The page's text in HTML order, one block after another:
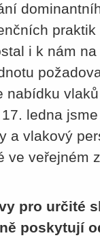
i k nám
nabídku
ledna
a vlakový
ve veřejném
pro určité
poskytují